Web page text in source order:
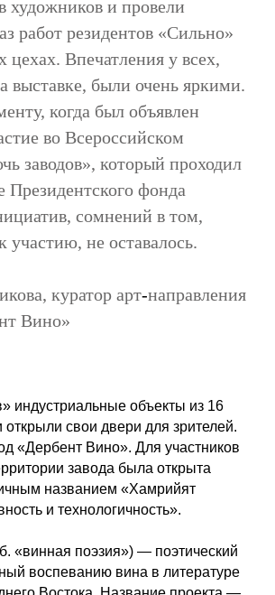
художников и провели
работ резидентов «Сильно»
цехах. Впечатления у всех,
выставке, были очень яркими.
когда был объявлен
во Всероссийском
заводов», который проходил
Президентского фонда
сомнений в том,
участию, не оставалось.
, куратор арт‑направления
Вино»
индустриальные объекты из 16
открыли свои двери для зрителей.
«Дербент Вино». Для участников
завода была открыта
названием «Хамрийят
и технологичность».
«винная поэзия») — поэтический
воспеванию вина в литературе